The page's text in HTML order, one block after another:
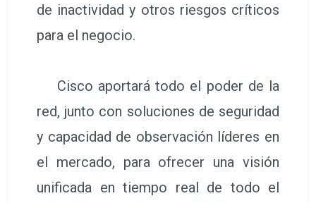
de inactividad y otros riesgos críticos
para el negocio.
Cisco aportará todo el poder de la
red, junto con soluciones de seguridad
y capacidad de observación líderes en
el mercado, para ofrecer una visión
unificada en tiempo real de todo el